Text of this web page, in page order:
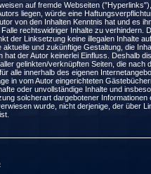
auf fremde Webseiten
liegen, würde eine
von den Inhalten Kenntnis hat und es
rechtswidriger Inhalte zu verhindern.
der Linksetzung keine illegalen Inhalte
aktuelle und zukünftige Gestaltung, die
hat der Autor keinerlei Einfluss. Deshalb
gelinkten/verknüpften Seiten, die nach
alle innerhalb des eigenen
in vom Autor eingerichteten
oder unvollständige Inhalte und
solcherart dargebotener Informationen
wurde, nicht derjenige, der über